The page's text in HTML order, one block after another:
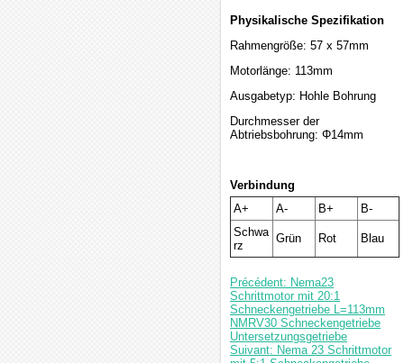
Physikalische Spezifikation
Rahmengröße: 57 x 57mm
Motorlänge: 113mm
Ausgabetyp: Hohle Bohrung
Durchmesser der
Abtriebsbohrung: Φ14mm
Verbindung
A+
A- B+
B-
Schwa
rz
Grün Rot Blau
Précédent: Nema23
Schrittmotor mit 20:1
Schneckengetriebe L=113mm
NMRV30 Schneckengetriebe
Untersetzungsgetriebe
Suivant: Nema 23 Schrittmotor